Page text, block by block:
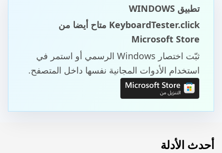
تطبيق WINDOWS
KeyboardTester.click متاح أيضا من
Microsoft Store
ثبّت اختصار Windows الرسمي أو استمر في
استخدام الأدوات المجانية نفسها داخل المتصفح.
أحدث الأدلة